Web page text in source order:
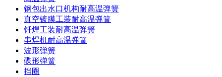
钢包出水口机构耐高温弹簧
真空镀膜工装耐高温弹簧
钎焊工装耐高温弹簧
串焊机耐高温弹簧
波形弹簧
碟形弹簧
挡圈